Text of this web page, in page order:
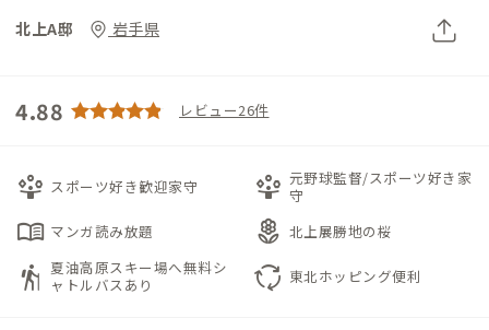
北上A邸 岩手県
4.88 レビュー26件
person_play スポーツ好き歓迎家守 person_play 元野球監督/スポーツ好き家
守
menu_book マンガ読み放題 local_florist 北上展勝地の桜
hiking 夏油高原スキー場へ無料シ
ャトルバスあり
cycle 東北ホッピング便利